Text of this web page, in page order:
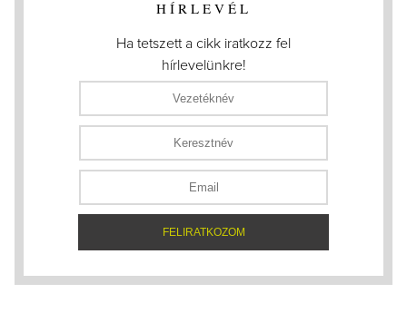
HÍRLEVÉL
Ha tetszett a cikk iratkozz fel
hírlevelünkre!